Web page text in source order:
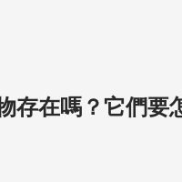
存在嗎？它們要